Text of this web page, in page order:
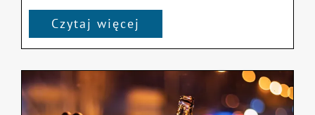
Czytaj więcej